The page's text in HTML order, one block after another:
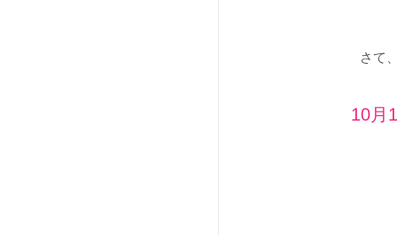
さて
10月